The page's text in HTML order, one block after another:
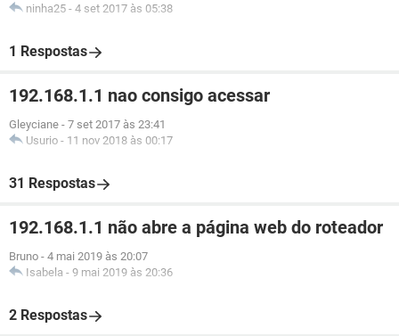
ninha25 - 4 set 2017 às 05:38
1 Respostas
192.168.1.1 nao consigo acessar
Gleyciane - 7 set 2017 às 23:41
Usurio - 11 nov 2018 às 00:17
31 Respostas
192.168.1.1 não abre a página web do roteador
Bruno - 4 mai 2019 às 20:07
Isabela - 9 mai 2019 às 20:36
2 Respostas